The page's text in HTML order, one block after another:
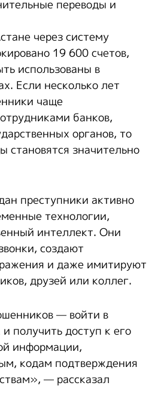
переводы и
через систему
19 600 счетов,
использованы в
Если несколько лет
чаще
банков,
органов, то
становятся значительно
преступники активно
технологии,
интеллект. Они
создают
и даже имитируют
друзей или коллег.
— войти в
получить доступ к его
информации,
кодам подтверждения
— рассказал